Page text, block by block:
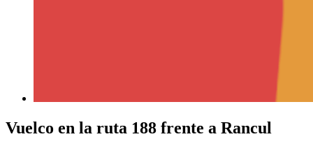
Vuelco en la ruta 188 frente a Rancul